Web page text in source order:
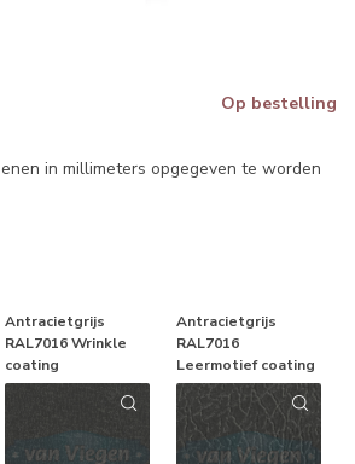
Op bestelling
in millimeters opgegeven te worden
Antracietgrijs
RAL7016 Wrinkle
coating
Antracietgrijs
RAL7016
Leermotief coating